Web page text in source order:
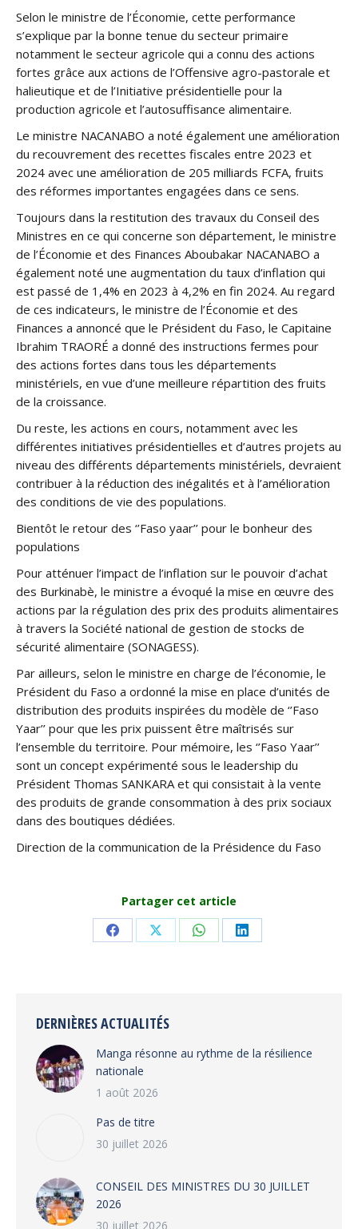
Selon le ministre de l’Économie, cette performance
s’explique par la bonne tenue du secteur primaire
notamment le secteur agricole qui a connu des actions
fortes grâce aux actions de l’Offensive agro-pastorale et
halieutique et de l’Initiative présidentielle pour la
production agricole et l’autosuffisance alimentaire.
Le ministre NACANABO a noté également une amélioration
du recouvrement des recettes fiscales entre 2023 et
2024 avec une amélioration de 205 milliards FCFA, fruits
des réformes importantes engagées dans ce sens.
Toujours dans la restitution des travaux du Conseil des
Ministres en ce qui concerne son département, le ministre
de l’Économie et des Finances Aboubakar NACANABO a
également noté une augmentation du taux d’inflation qui
est passé de 1,4% en 2023 à 4,2% en fin 2024. Au regard
de ces indicateurs, le ministre de l’Économie et des
Finances a annoncé que le Président du Faso, le Capitaine
Ibrahim TRAORÉ a donné des instructions fermes pour
des actions fortes dans tous les départements
ministériels, en vue d’une meilleure répartition des fruits
de la croissance.
Du reste, les actions en cours, notamment avec les
différentes initiatives présidentielles et d’autres projets au
niveau des différents départements ministériels, devraient
contribuer à la réduction des inégalités et à l’amélioration
des conditions de vie des populations.
Bientôt le retour des ‘’Faso yaar’’ pour le bonheur des
populations
Pour atténuer l’impact de l’inflation sur le pouvoir d’achat
des Burkinabè, le ministre a évoqué la mise en œuvre des
actions par la régulation des prix des produits alimentaires
à travers la Société national de gestion de stocks de
sécurité alimentaire (SONAGESS).
Par ailleurs, selon le ministre en charge de l’économie, le
Président du Faso a ordonné la mise en place d’unités de
distribution des produits inspirées du modèle de ‘’Faso
Yaar’’ pour que les prix puissent être maîtrisés sur
l’ensemble du territoire. Pour mémoire, les ‘’Faso Yaar’’
sont un concept expérimenté sous le leadership du
Président Thomas SANKARA et qui consistait à la vente
des produits de grande consommation à des prix sociaux
dans des boutiques dédiées.
Direction de la communication de la Présidence du Faso
Partager cet article
Share Share Share Share
DERNIÈRES ACTUALITÉS
Manga résonne au rythme de la résilience
nationale
1 août 2026
Pas de titre
30 juillet 2026
CONSEIL DES MINISTRES DU 30 JUILLET
2026
30 juillet 2026